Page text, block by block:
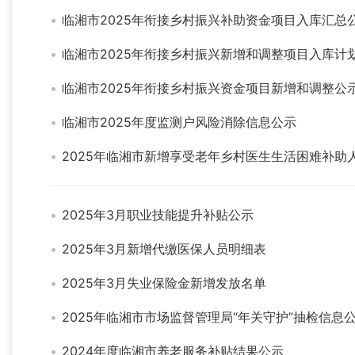
临湘市2025年衔接乡村振兴补助资金项目入库汇总
临湘市2025年衔接乡村振兴新增和调整项目入库计
临湘市2025年衔接乡村振兴资金项目新增和调整公
临湘市2025年度监测户风险消除信息公示
2025年临湘市新增享受老年乡村医生生活困难补助
2025年3月职业技能提升补贴公示
2025年3月新增代缴医保人员明细表
2025年3月失业保险金新增发放名单
2025年临湘市市场监督管理局“年关守护”抽检信息
2024年度临湘市养老服务补贴结果公示